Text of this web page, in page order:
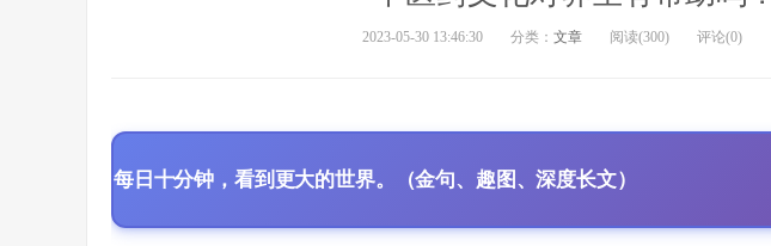
2023-05-30 13:46:30 分类： 文章 阅读(300) 评论(0)
每日十分钟，看到更大的世界。（金句、趣图、深度长文）